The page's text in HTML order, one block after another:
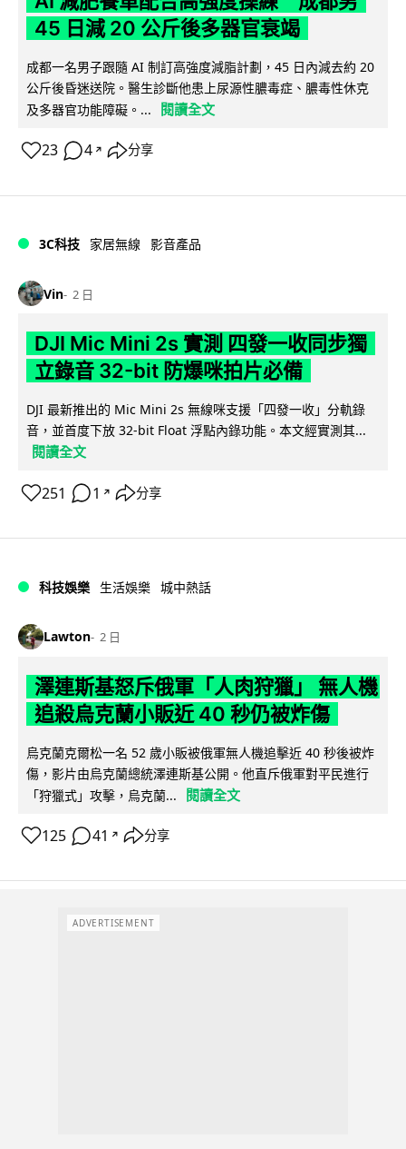
45 日減 20 公斤後多器官衰竭
成都一名男子跟隨 AI 制訂高強度減脂計劃，45 日內減去約 20
公斤後昏迷送院。醫生診斷他患上尿源性膿毒症、膿毒性休克
及多器官功能障礙。...
閱讀全文
23 4 ↗ 分享
3C科技 家居無線 影音產品
Vin 2 日
DJI Mic Mini 2s 實測 四發一收同步獨
立錄音 32-bit 防爆咪拍片必備
DJI 最新推出的 Mic Mini 2s 無線咪支援「四發一收」分軌錄
音，並首度下放 32-bit Float 浮點內錄功能。本文經實測其...
閱讀全文
251 1 ↗ 分享
科技娛樂 生活娛樂 城中熱話
Lawton 2 日
澤連斯基怒斥俄軍「人肉狩獵」 無人機
追殺烏克蘭小販近 40 秒仍被炸傷
烏克蘭克爾松一名 52 歲小販被俄軍無人機追擊近 40 秒後被炸
傷，影片由烏克蘭總統澤連斯基公開。他直斥俄軍對平民進行
「狩獵式」攻擊，烏克蘭...
閱讀全文
125 41 ↗ 分享
ADVERTISEMENT